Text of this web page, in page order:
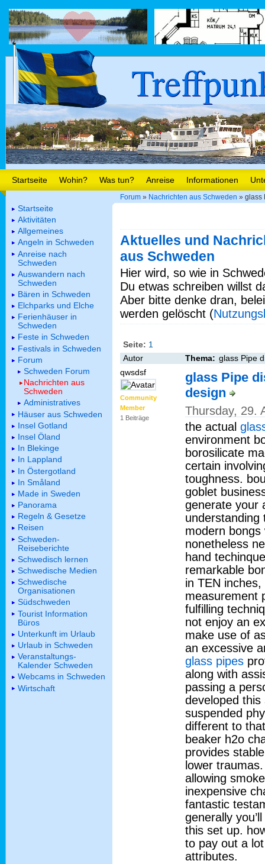
Startseite Wohin? Was tun? Anreise Informationen
Forum » Nachrichten aus Schweden » glass
Aktuelles und
aus Schweden
Hier wird, so wie in
Du etwas schreiben willst
Aber bitte denke dran,
werden gelöscht (
Seite: 1
Autor
Thema: glass Pipe
qwsdsf
Community
Member
1 Beiträge
glass Pipe
design
Thursday, 29.
the actual
environment
borosilicate
certain
toughness.
goblet
generate your
understanding
modern
nonetheless
hand
remarkable
in TEN
measurement
fulfilling
not enjoy an
make use of
an excessive
glass pipes
along with
passing a
developed
suspended
different to
beaker h2o
provides
lower
allowing
inexpensive
fantastic
generally
this set up.
to pay out a
attributes.
Startseite
Aktivitäten
Allgemeines
Angeln in Schweden
Anreise nach
Schweden
Auswandern nach
Schweden
Bären in Schweden
Elchparks und Elche
Ferienhäuser in
Schweden
Feste in Schweden
Festivals in Schweden
Forum
Schweden Forum
Nachrichten aus
Schweden
Administratives
Häuser aus Schweden
Insel Gotland
Insel Öland
In Blekinge
In Lappland
In Östergotland
In Småland
Made in Sweden
Panorama
Regeln & Gesetze
Reisen
Schweden-
Reiseberichte
Schwedisch lernen
Schwedische Medien
Schwedische
Organisationen
Südschweden
Tourist Information
Büros
Unterkunft im Urlaub
Urlaub in Schweden
Veranstaltungs-
Kalender Schweden
Webcams in Schweden
Wirtschaft